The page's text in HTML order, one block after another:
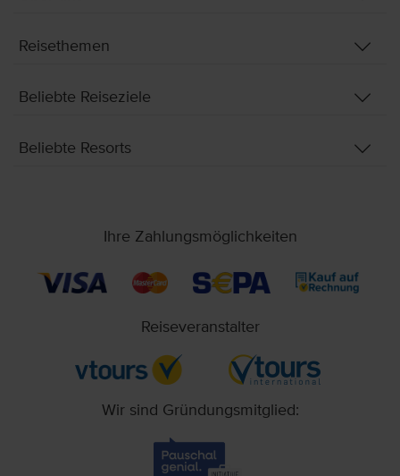
Reisethemen
Beliebte Reiseziele
Beliebte Resorts
Ihre Zahlungsmöglichkeiten
Reiseveranstalter
Wir sind Gründungsmitglied: